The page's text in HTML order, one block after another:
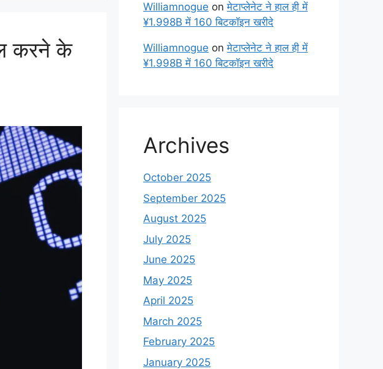
करने के
Williamnogue onमेटाप्लेनेट ने हाल ही में
¥1.998B में 160 बिटकॉइन खरीदे
Williamnogue onमेटाप्लेनेट ने हाल ही में
¥1.998B में 160 बिटकॉइन खरीदे
Archives
October 2025
September 2025
August 2025
July 2025
June 2025
May 2025
April 2025
March 2025
February 2025
January 2025